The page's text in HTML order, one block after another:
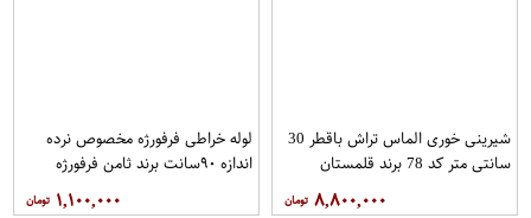
شیرینی خوری الماس تراش باقطر 30
سانتی متر کد 78 برند قلمستان
۸,۸۰۰,۰۰۰
لوله خراطی فرفورژه مخصوص نرده
اندازه ۹۰سانت برند ثامن فرفورژه
۱,۱۰۰,۰۰۰